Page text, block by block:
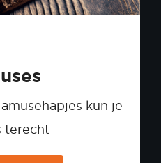
kun je
terecht